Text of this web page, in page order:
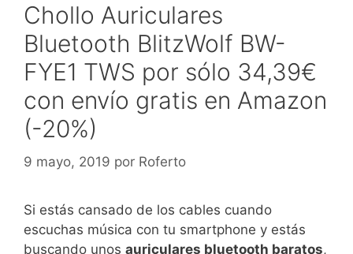
Chollo Auriculares
Bluetooth BlitzWolf BW-
FYE1 TWS por sólo 34,39€
con envío gratis en Amazon
(-20%)
9 mayo, 2019 por Roferto
Si estás cansado de los cables cuando
escuchas música con tu smartphone y estás
buscando unos auriculares bluetooth baratos,